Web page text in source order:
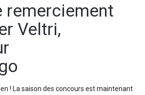
remerciement
Veltri,
! La saison des concours est maintenant